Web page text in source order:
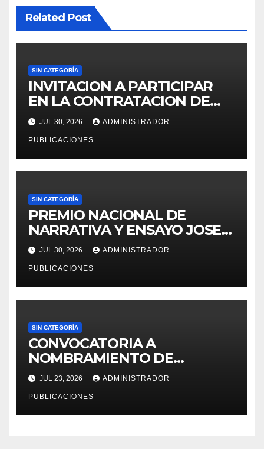
Related Post
SIN CATEGORÍA
INVITACION A PARTICIPAR
EN LA CONTRATACION DE
SERVICIO DE ESPECIALISTA
EN RECURSOS HUMANOS
PARA LA OFICINA DE
ADMINISTRACION DE
PERSONAL – UGEL MOHO.
JUL 30, 2026 ADMINISTRADOR
PUBLICACIONES
SIN CATEGORÍA
PREMIO NACIONAL DE
NARRATIVA Y ENSAYO JOSE
MARIA ARGUEDAS
JUL 30, 2026 ADMINISTRADOR
PUBLICACIONES
SIN CATEGORÍA
CONVOCATORIA A
NOMBRAMIENTO DE
PERSONAL DEL DECRETO
LEGISLATIVO 276 – 2026
JUL 23, 2026 ADMINISTRADOR
PUBLICACIONES